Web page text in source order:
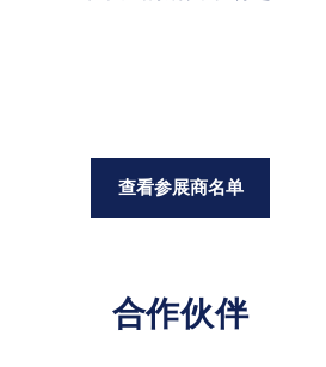
查看参展商名单
合作伙伴